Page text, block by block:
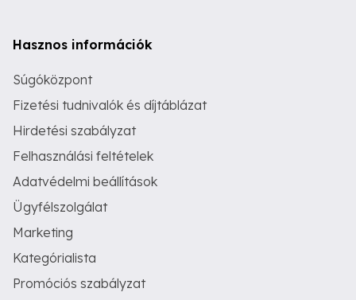
Hasznos információk
Súgóközpont
Fizetési tudnivalók és díjtáblázat
Hirdetési szabályzat
Felhasználási feltételek
Adatvédelmi beállítások
Ügyfélszolgálat
Marketing
Kategórialista
Promóciós szabályzat